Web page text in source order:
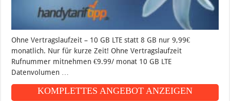
Ohne Vertragslaufzeit – 10 GB LTE statt 8 GB nur 9,99€
monatlich. Nur für kurze Zeit! Ohne Vertragslaufzeit
Rufnummer mitnehmen €9.99/ monat 10 GB LTE
Datenvolumen …
KOMPLETTES ANGEBOT ANZEIGEN